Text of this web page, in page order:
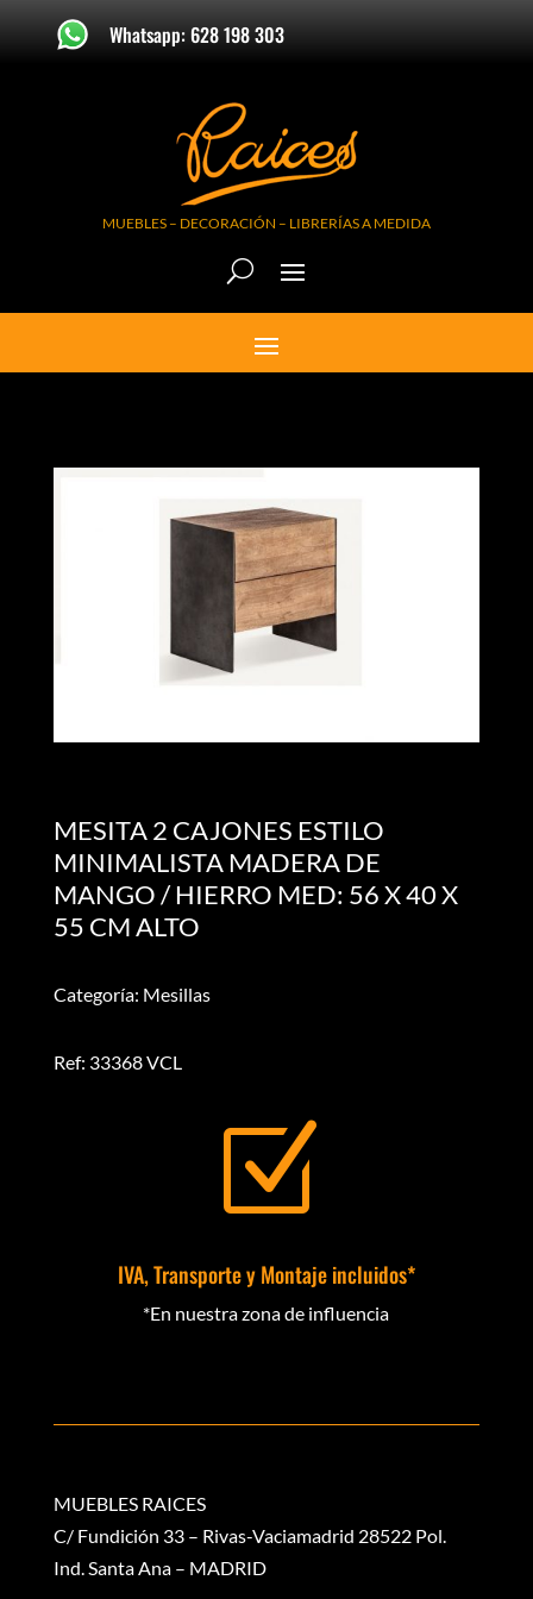
Whatsapp: 628 198 303
MUEBLES – DECORACIÓN – LIBRERÍAS A MEDIDA
MESITA 2 CAJONES ESTILO
MINIMALISTA MADERA DE
MANGO / HIERRO MED: 56 X 40 X
55 CM ALTO
Categoría: Mesillas
Ref: 33368 VCL
Z
IVA, Transporte y Montaje incluidos*
*En nuestra zona de influencia
MUEBLES RAICES
C/ Fundición 33 – Rivas-Vaciamadrid 28522 Pol.
Ind. Santa Ana – MADRID